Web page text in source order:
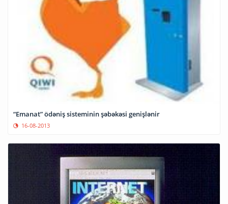
“Emanat” ödəniş sisteminin şəbəkəsi genişlənir
16-08-2013